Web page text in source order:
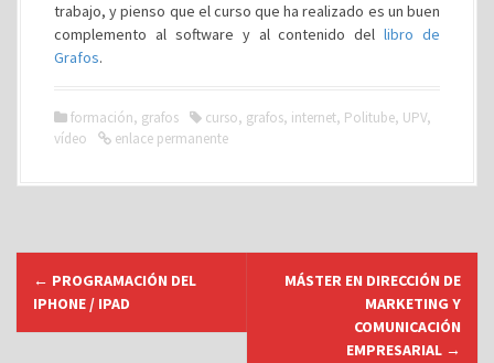
trabajo, y pienso que el curso que ha realizado es un buen
complemento al software y al contenido dellibro de
Grafos.
formación, grafos curso, grafos, internet, Politube, UPV,
vídeo
enlace permanente
v
← PROGRAMACIÓN DEL
IPHONE / IPAD
MÁSTER EN DIRECCIÓN DE
MARKETING Y
COMUNICACIÓN
EMPRESARIAL →